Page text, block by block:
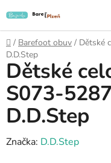
na
obsah
Domů
/ Barefoot obuv / Dětské
D.D.Step
Dětské
S073-
D.D.Step
Značka: D.D.Step